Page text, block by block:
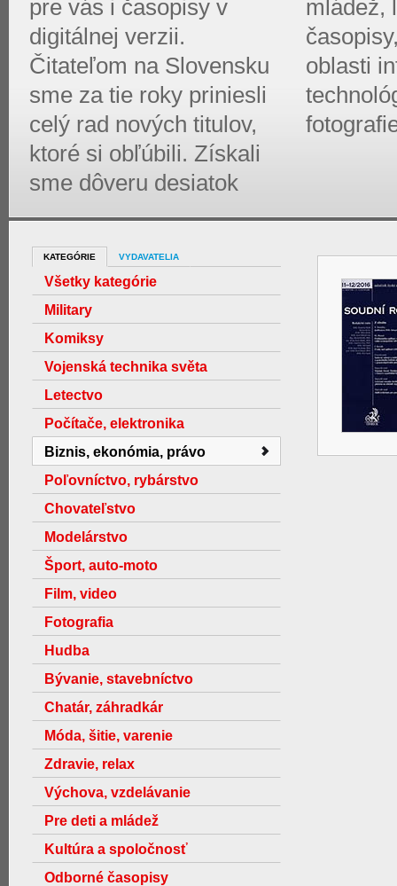
pre vás i časopisy v
digitálnej verzii.
Čitateľom na Slovensku
sme za tie roky priniesli
celý rad nových titulov,
ktoré si obľúbili. Získali
sme dôveru desiatok
mládež,
oblasti
KATEGÓRIE VYDAVATELIA
Všetky kategórie
Military
Komiksy
Vojenská technika světa
Letectvo
Počítače, elektronika
Biznis, ekonómia, právo
Poľovníctvo, rybárstvo
Chovateľstvo
Modelárstvo
Šport, auto-moto
Film, video
Fotografia
Hudba
Bývanie, stavebníctvo
Chatár, záhradkár
Móda, šitie, varenie
Zdravie, relax
Výchova, vzdelávanie
Pre deti a mládež
Kultúra a spoločnosť
Odborné časopisy